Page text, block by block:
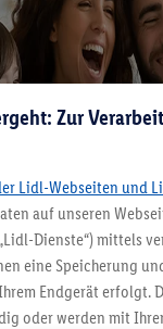
Zur
Lidl-Webseiten und
auf unseren
Dienste“) mittels
eine Speicherung
Endgerät erfolgt.
oder werden mit